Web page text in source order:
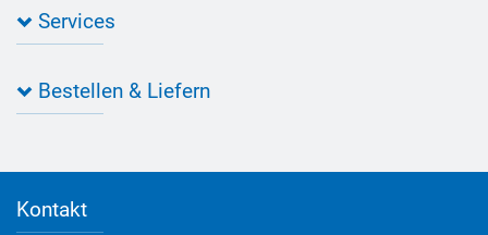
Presse
Jobs
Referenzen
Farbvielfalt
Informationen zu Prüfzeichen
Services
Farbempfehlungen
Verbrauchsrechner
Medienportal
Bestellen & Liefern
Bestelloptionen
Elektronischer Rechnungsversand
Kontakt